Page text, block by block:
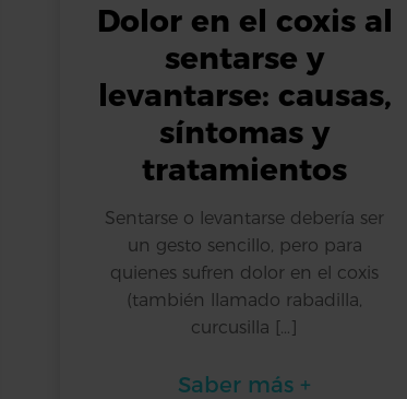
Dolor en el coxis al
sentarse y
levantarse: causas,
síntomas y
tratamientos
Sentarse o levantarse debería ser
un gesto sencillo, pero para
quienes sufren dolor en el coxis
(también llamado rabadilla,
curcusilla […]
Saber más +